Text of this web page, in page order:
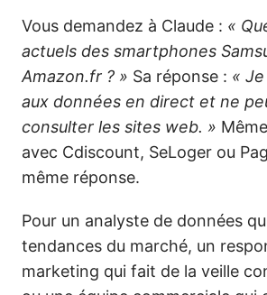
Vous demandez à Claude : «
actuels des smartphones
Amazon.fr ? » Sa réponse : « Je
aux données en direct et ne
consulter les sites web. »
avec Cdiscount, SeLoger ou
même réponse.
Pour un analyste de données
tendances du marché, un
marketing qui fait de la veille